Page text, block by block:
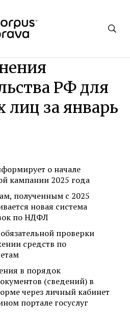
РФ для
лиц за январь
о начале
кампании 2025 года
полученным с 2025
новая система
по НДФЛ
проверки
средств по
в порядок
(сведений) в
через личный кабинет
портале госуслуг